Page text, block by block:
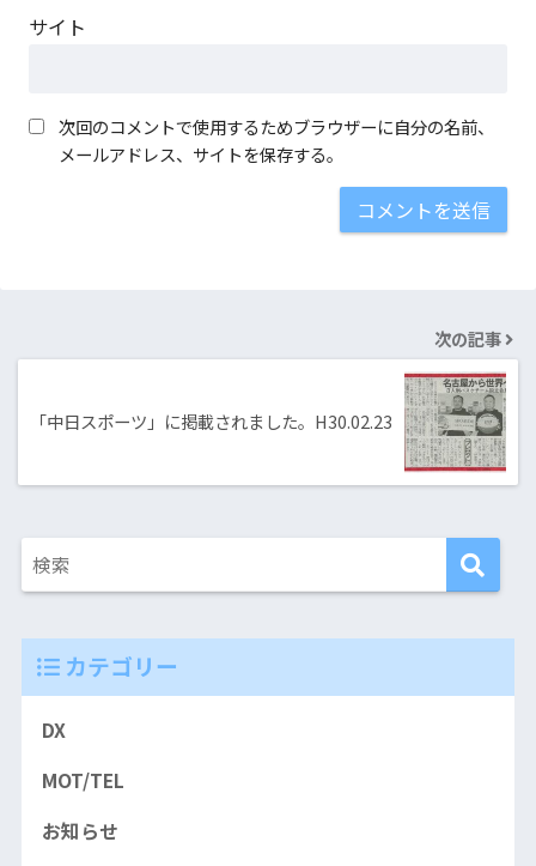
サイト
次回のコメントで使用するためブラウザーに自分の名前、
メールアドレス、サイトを保存する。
次の記事
「中日スポーツ」に掲載されました。H30.02.23
カテゴリー
DX
MOT/TEL
お知らせ